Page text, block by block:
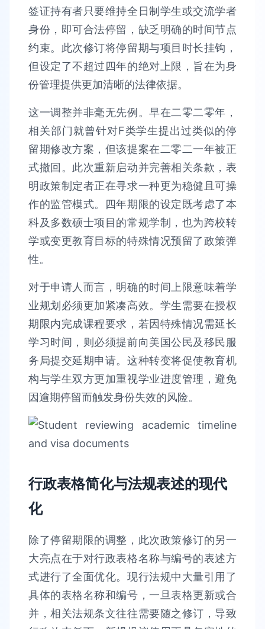
签证持有者只要维持全日制学生或交流学者
身份，即可合法停留，缺乏明确的时间节点
约束。此次修订将停留期与项目时长挂钩，
但设定了不超过四年的绝对上限，旨在为身
份管理提供更加清晰的法律依据。
这一调整并非毫无先例。早在二零二零年，
相关部门就曾针对F类学生提出过类似的停
留期修改方案，但该提案在二零二一年被正
式撤回。此次重新启动并完善相关条款，表
明政策制定者正在寻求一种更为稳健且可操
作的监管模式。四年期限的设定既考虑了本
科及多数硕士项目的常规学制，也为跨校转
学或变更教育目标的特殊情况预留了政策弹
性。
对于申请人而言，明确的时间上限意味着学
业规划必须更加紧凑高效。学生需要在授权
期限内完成课程要求，若因特殊情况需延长
学习时间，则必须提前向美国公民及移民服
务局提交延期申请。这种转变将促使教育机
构与学生双方更加重视学业进度管理，避免
因逾期停留而触发身份失效的风险。
行政表格简化与法规表述的现代
化
除了停留期限的调整，此次政策修订的另一
大亮点在于对行政表格名称与编号的表述方
式进行了全面优化。现行法规中大量引用了
具体的表格名称和编号，一旦表格更新或合
并，相关法规条文往往需要随之修订，导致